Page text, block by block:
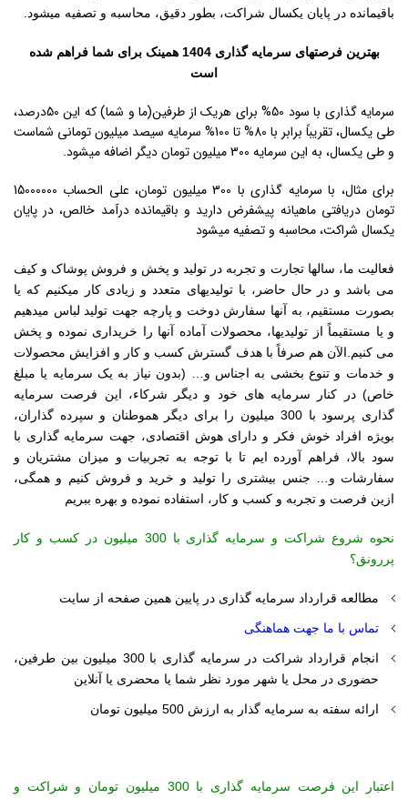
باقیمانده در پایان یکسال شراکت، بطور دقیق، محاسبه و تصفیه میشود.
بهترین فرصتهای سرمایه گذاری 1404 همینک برای شما فراهم شده
است
سرمایه گذاری با سود 50% برای هریک از طرفین(ما و شما) که این 50درصد،
طی یکسال، تقریباً برابر با 80% تا 100% سرمایه سیصد میلیون تومانی شماست
و طی یکسال، به این سرمایه 300 میلیون تومان دیگر اضافه میشود.
برای مثال، با سرمایه گذاری با 300 میلیون تومان، علی الحساب 15000000
تومان دریافتی ماهیانه پیشفرض دارید و باقیمانده درآمد خالص، در پایان
یکسال شراکت، محاسبه و تصفیه میشود
فعالیت ما، سالها تجارت و تجربه در تولید و پخش و فروش پوشاک و کیف
می باشد و در حال حاضر، با تولیدیهای متعدد و زیادی کار میکنیم که یا
بصورت مستقیم، به آنها سفارش دوخت و پارچه جهت تولید لباس میدهیم
و یا مستقیماً از تولیدیها، محصولات آماده آنها را خریداری نموده و پخش
می کنیم.الآن هم صرفاً با هدف گسترش کسب و کار و افزایش محصولات
و خدمات و تنوع بخشی به اجناس و… (بدون نیاز به یک سرمایه یا مبلغ
خاص) در کنار سرمایه های خود و دیگر شرکاء، این فرصت سرمایه
گذاری پرسود با 300 میلیون را برای دیگر هموطنان و سپرده گذاران،
بویژه افراد خوش فکر و دارای هوش اقتصادی، جهت سرمایه گذاری با
سود بالا، فراهم آورده ایم تا با توجه به تجربیات و میزان مشتریان و
سفارشات و… جنس بیشتری را تولید و خرید و فروش کنیم و همگی،
ازین فرصت و تجربه و کسب و کار، استفاده نموده و بهره ببریم
نحوه شروع شراکت و سرمایه گذاری با 300 میلیون در کسب و کار
پررونق؟
مطالعه قرارداد سرمایه گذاری در پایین همین صفحه از سایت
تماس با ما جهت هماهنگی
انجام قرارداد شراکت در سرمای
ه گذاری با 300 میلیون بین طرفین،
حضوری در محل یا شهر مورد نظر شما یا محضری یا آنلاین
ارائه سفته به سرمایه گذار به ارزش 500 میلیون تومان
اعتبار این فرصت سرمایه گذاری با 300 میلیون تومان و شراکت و